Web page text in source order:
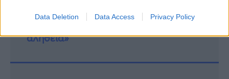
Data Deletion Data Access Privacy Policy
Δήμητρα Δερζέκου: «Λέω τη δική μου
αλήθεια»